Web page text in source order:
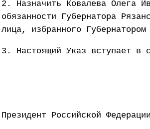
2. Назначить Ковалева Олега
обязанности Губернатора
лица, избранного
3. Настоящий Указ вступает в
Президент